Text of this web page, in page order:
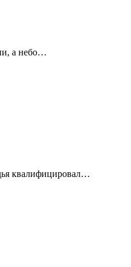
а небо…
квалифицировал…